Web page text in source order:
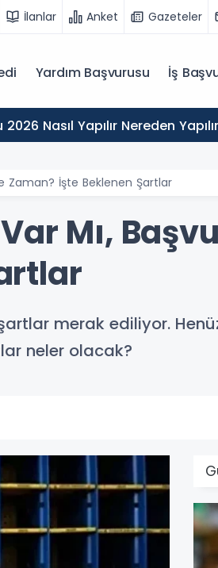
İlanlar Anket Gazeteler
Yardım Başvurusu İş
Nasıl Yapılır Nereden Yapılır
Zaman? İşte Beklenen Şartlar
Mı,
merak ediliyor.
neler olacak?